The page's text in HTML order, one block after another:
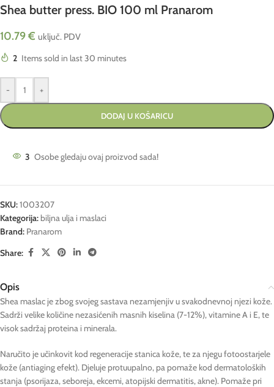
Shea butter press. BIO 100 ml Pranarom
10.79€ uključ. PDV
2 Items sold in last 30 minutes
- +
DODAJ U KOŠARICU
3 Osobe gledaju ovaj proizvod sada!
SKU:1003207
Kategorija: biljna ulja i maslaci
Brand: Pranarom
Share:
Opis
Shea maslac je zbog svojeg sastava nezamjenjiv u svakodnevnoj njezi kože.
Sadrži velike količine nezasićenih masnih kiselina (7-12%), vitamine A i E, te
visok sadržaj proteina i minerala.
Naručito je učinkovit kod regeneracije stanica kože, te za njegu fotoostarjele
kože (antiaging efekt). Djeluje protuupalno, pa pomaže kod dermatoloških
stanja (psorijaza, seboreja, ekcemi, atopijski dermatitis, akne). Pomaže pri